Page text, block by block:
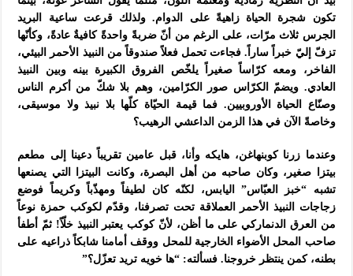
تكون شجرة الحياة زاهيةً على الدوام. ولذلك قرعت ساعية البريد
الجرس ثلاث مرّات، على الرغم من أنّ ضربةً واحدةً كافيةٌ عادةً، وكأنّها
تزفّ إليّ خبراً ساراً. فجاءت تحمل فعلاً صندوقاً من النبيذ الأحمر البيئي،
الفاخر، ومعه كرّاساً صغيراً يلخّص الفروق الكبيرة بينه وبين النبيذ
العادي. ويضمّ الكرّاس صور الكرّامين، وهم بلا شكّ من أكرم الناس
وصنّاع الحياة الأوروبيين. فما قيمة الحيّاة كلّها بلا نبيذ ولا موسيقى،
وخاصةً الآن في هذا الزمن الداعشي الرهيب؟
وعندما زرنا كوبنهاغن، هايكه وأنا، قبل عامين تقريباً دعينا إلى مطعم
بيتزا صغير، وكان صاحبه من أهل البصرة، وكانت البيتزا التي يصنعها
تشبه “خبز العبّاس” اليابس، لكنّه كان لطيفاً ومهذّباً وكريماً فوضع
زجاجات النبيذ الأحمر العملاقة تحت تصرفنا، وقدّم لكوكب حمزة نوعاً
من العرق الدنماركي على ما أظن، لأنّ كوكب يعتبر النبيذ خلّاً! ثمّ أطفأ
صاحب المحل الأضواء الخارجية للمحل ووقف أمامنا شابكاً ذراعيه على
بطنه، كمن ينتظر خروجنا. فسألته: “ها خويه تريد تعزّل؟”